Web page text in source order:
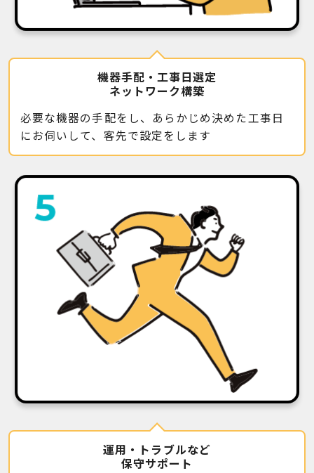
機器手配・工事日選定
ネットワーク構築
必要な機器の手配をし、あらかじめ決めた工事日
にお伺いして、客先で設定をします
運用・トラブルなど
保守サポート